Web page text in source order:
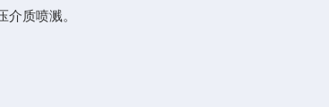
质喷溅。